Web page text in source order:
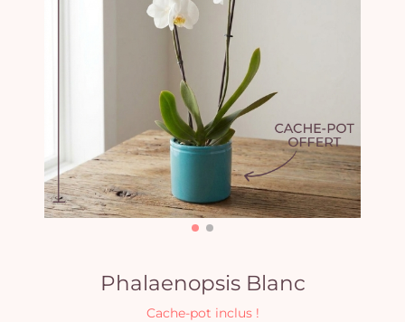
Phalaenopsis Blanc
Cache-pot inclus !